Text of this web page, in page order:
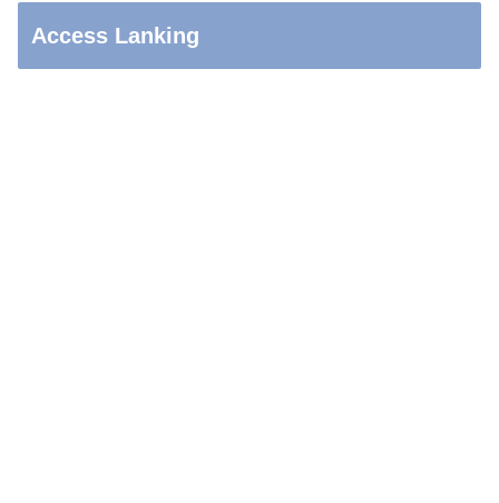
Access Lanking